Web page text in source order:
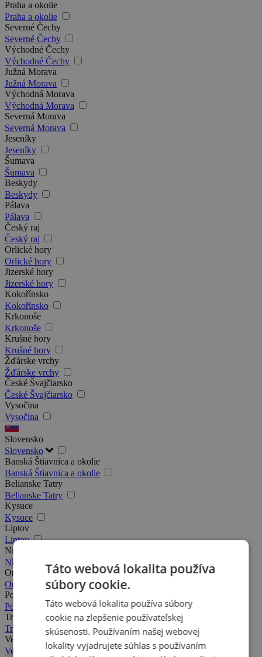
Praha a okolie
Praha a okolie
Severné Čechy
Severné Čechy
Východné Čechy
Východné Čechy
Južná Morava
Južná Morava
Východná Morava
Východná Morava
Severná Morava
Severná Morava
Jeseníky
Jeseníky
Šumava
Šumava
Beskydy
Beskydy
Pálava
Pálava
Český raj
Český raj
Orlické hory
Orlické hory
Jizerské hory
Jizerské hory
Kokořínsko
Kokořínsko
Krkonoše
Krkonoše
Krušné hory
Krušné hory
Žďárske vrchy
Žďárske vrchy
České Švajčiarsko
České Švajčiarsko
Vysočina
Vysočina
Slovensko
Slovensko
Banská Štiavnica a okolie
Banská Štiavnica a okolie
Belianske Tatry
Belianske Tatry
Kysuce
Kysuce
Liptov
Liptov
Nízke Tatry
Nízke Tatry
Orava
Orava
Podhájska a okolie
Podhájska a okolie
Trenčín a okolie
Trenčín a okolie
Veľká Fatra
Veľká Fatra
Táto webová lokalita používa
súbory cookie.
Táto webová lokalita používa súbory
cookie na zlepšenie používateľskej
skúsenosti. Používaním našej webovej
lokality vyjadrujete súhlas s používaním